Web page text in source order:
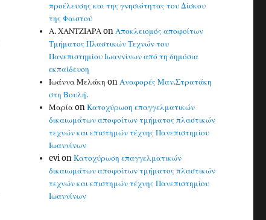
προέλευσης και της γνησιότητας του Δίσκου
της Φαιστού
Α. ΧΑΝΤΖΙΑΡΑonΑποκλεισμός αποφοίτων
Τμήματος Πλαστικών Τεχνών του
Πανεπιστημίου Ιωαννίνων από τη δημόσια
εκπαίδευση
Ιωάννα Μελάκη onΑναφορές Μαν.Στρατάκη
στη Βουλή.
ΜαρίαonΚατοχύρωση επαγγελματικών
δικαιωμάτων αποφοίτων τμήματος πλαστικών
τεχνών και επιστημών τέχνης Πανεπιστημίου
Ιωαννίνων
evionΚατοχύρωση επαγγελματικών
δικαιωμάτων αποφοίτων τμήματος πλαστικών
τεχνών και επιστημών τέχνης Πανεπιστημίου
Ιωαννίνων